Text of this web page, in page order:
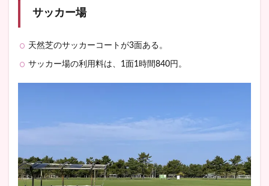
サッカー場
天然芝のサッカーコートが3面ある。
サッカー場の利用料は、1面1時間840円。